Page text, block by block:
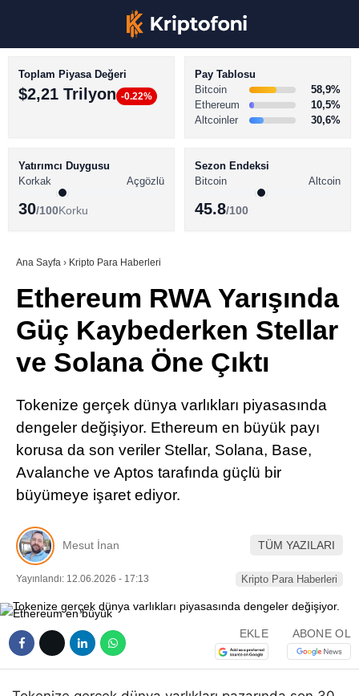
Youtube
TikTok
LinkedIn
Telegram
BİTCOİN HABERLERİ
ALTCOİN HABERLERİ
SÖZLÜK
Toplam Piyasa Değeri
$2,21 Trilyon -0.22%
Pay Tablosu
Bitcoin
58,9%
Ethereum
10,5%
Altcoinler
30,6%
Yatırımcı Duygusu
Korkak
Açgözlü
30/100Korku
Sezon Endeksi
Bitcoin
Altcoin
45.8/100
Ana Sayfa › Kripto Para Haberleri
Ethereum RWA Yarışında
Güç Kaybederken Stellar
ve Solana Öne Çıktı
Tokenize gerçek dünya varlıkları piyasasında
dengeler değişiyor. Ethereum en büyük payı
korusa da son veriler Stellar, Solana, Base,
Avalanche ve Aptos tarafında güçlü bir
büyümeye işaret ediyor.
Mesut İnan TÜM YAZILARI
Yayınlandı: 12.06.2026 - 17:13 Kripto Para Haberleri
EKLE ABONE OL